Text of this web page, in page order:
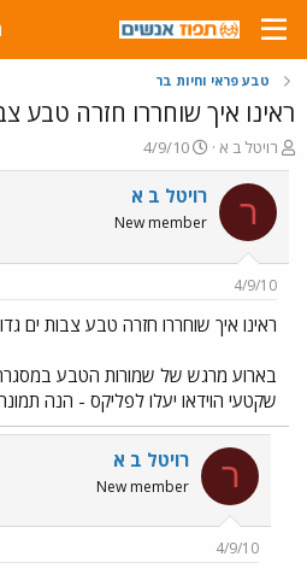
טבע פראי וחיות בר
ראינו איך שוחררו חזרה טבע
פ
ו
ת
ח
ה
ו
ש
א
רויטל ב א
פ
ו
ר
ס
ם
ר
4/9/10
ר רויטל ב א
New member
4/9/10
ראינו איך שוחררו חזרה טבע צבות ים
בארוע מרגש של שמורות הטבע
שקטעי הוידאו יעלו לפליקס - הנה
ר רויטל ב א
New member
4/9/10